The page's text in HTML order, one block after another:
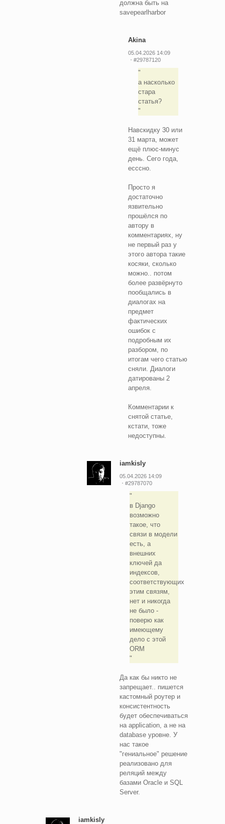
должна быть на
savepearlharbor
Akina
05.04.2026 14:09
#29787120
а насколько
стара
статья?
Навскидку 30 или
31 марта, может
ещё плюс-минус
день. Сего года,
есссно.
Просто я
достаточно
язвительно
прошёлся по
автору в
комментариях, ну
не первый раз у
этого автора такие
косяки, сколько
можно.. потом
более развёрнуто
пообщались в
диалогах на
предмет
фактических
ошибок с
подробным их
разбором, по
итогам чего статью
сняли. Диалоги
датированы 2
апреля.
Комментарии к
снятой статье,
кстати, тоже
недоступны.
iamkisly
05.04.2026 14:09
#29787070
в Django
возможно
такое, что
связи в модели
есть, а
внешних
ключей да
индексов,
соответствующих
этим связям,
нет и никогда
не было -
поверю как
имеющему
дело с этой
ORM
Да как бы никто не
запрещает.. пишется
кастомный роутер и
консистентность
будет обеспечиваться
на application, а не на
database уровне. У
нас такое
"гениальное" решение
реализовано для
реляций между
базами Oracle и SQL
Server.
iamkisly